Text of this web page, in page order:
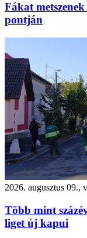
Fákat
pontján
2026. augusztus 09.,
Több mint
liget új kapui